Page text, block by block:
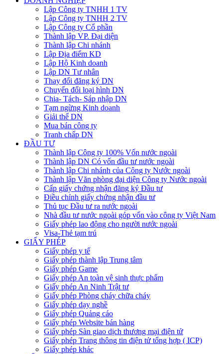
Lập Công ty TNHH 1 TV
Lập Công ty TNHH 2 TV
Lập Công ty Cổ phần
Thành lập VP. Đại diện
Thành lập Chi nhánh
Lập Địa điểm KD
Lập Hộ Kinh doanh
Lập DN Tư nhân
Thay đổi đăng ký DN
Chuyển đổi loại hình DN
Chia- Tách- Sáp nhập DN
Tạm ngừng Kinh doanh
Giải thể DN
Mua bán công ty
Tranh chấp DN
ĐẦU TƯ
Thành lập Công ty 100% Vốn nước ngoài
Thành lập DN Có vốn đầu tư nước ngoài
Thành lập Chi nhánh của Công ty Nước ngoài
Thành lập Văn phòng đại diện Công ty Nước ngoài
Cấp giấy chứng nhận đăng ký Đầu tư
Điều chỉnh giấy chứng nhận đầu tư
Thủ tục Đầu tư ra nước ngoài
Nhà đầu tư nước ngoài góp vốn vào công ty Việt Nam
Giấy phép lao động cho người nước ngoài
Visa-Thẻ tạm trú
GIẤY PHÉP
Giấy phép y tế
Giấy phép thành lập Trung tâm
Giấy phép Game
Giấy phép An toàn vệ sinh thực phẩm
Giấy phép An Ninh Trật tư
Giấy phép Phòng cháy chữa cháy
Giấy phép dạy nghề
Giấy phép Quảng cáo
Giấy phép Website bán hàng
Giấy phép Sàn giao dịch thương mại điện tử
Giấy phép Trang thông tin điện tử tổng hợp ( ICP)
Giấy phép khác